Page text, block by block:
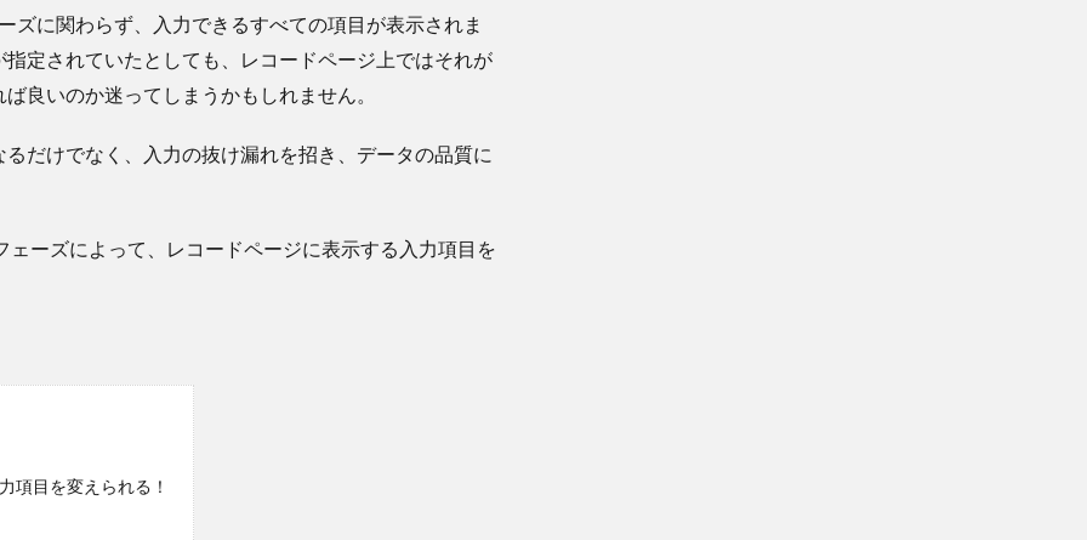
ズに関わらず、入力できるすべての項目が表示されま
定されていたとしても、レコードページ上ではそれが
良いのか迷ってしまうかもしれません。
だけでなく、入力の抜け漏れを招き、データの品質に
ェーズによって、レコードページに表示する入力項目を
項目を変えられる！